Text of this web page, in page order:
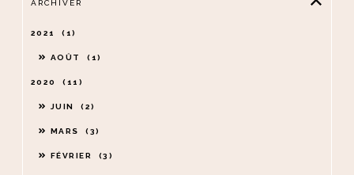
ARCHIVER
2021 1
AOÛT 1
2020 11
JUIN 2
MARS 3
FÉVRIER 3